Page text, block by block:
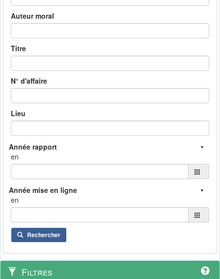
Auteur moral
Titre
N° d'affaire
Lieu
en
en
Rechercher
Filtres